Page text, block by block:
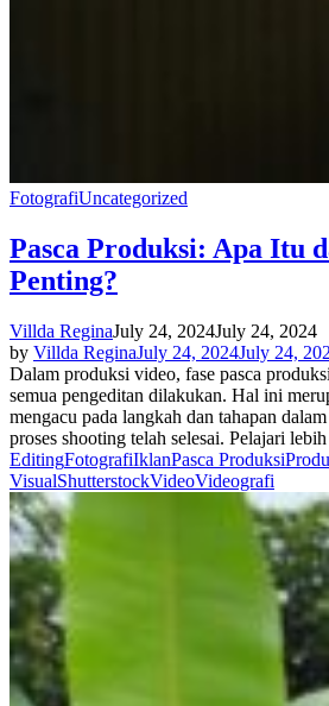
FotografiUncategorized
Pasca Produksi: Apa Itu
Penting?
Villda ReginaJuly 24, 2024July 24, 2024
by Villda ReginaJuly 24, 2024July 24,
Dalam produksi video, fase pasca
semua pengeditan dilakukan. Hal ini
mengacu pada langkah dan tahapan
proses shooting telah selesai. Pelajari
EditingFotografiIklanPasca Produksi
VisualShutterstockVideoVideografi